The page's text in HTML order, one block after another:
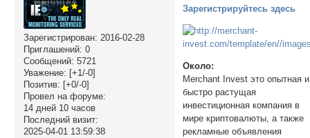
Зарегистрирован: 2016-02-28
Приглашений: 0
Сообщений: 5721
Уважение: [+1/-0]
Позитив: [+0/-0]
Провел на форуме:
14 дней 10 часов
Последний визит:
2025-04-01 13:59:38
Зарегистрируйтесь здесь
Около:
Merchant Invest это опытная и
быстро растущая
инвестиционная компания в
мире криптовалюты, а также
рекламные объявления